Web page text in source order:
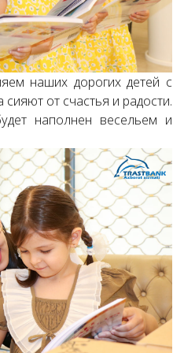
наших дорогих детей с
сияют от счастья и радости.
наполнен весельем и